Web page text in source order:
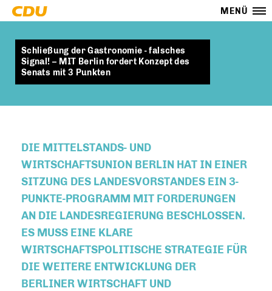
MENÜ
Schließung der Gastronomie - falsches
Signal! – MIT Berlin fordert Konzept des
Senats mit 3 Punkten
DIE MITTELSTANDS- UND
WIRTSCHAFTSUNION BERLIN HAT IN EINER
SITZUNG DES LANDESVORSTANDES EIN 3-
PUNKTE-PROGRAMM MIT FORDERUNGEN
AN DIE LANDESREGIERUNG BESCHLOSSEN.
ES MUSS EINE KLARE
WIRTSCHAFTSPOLITISCHE STRATEGIE FÜR
DIE WEITERE ENTWICKLUNG DER
BERLINER WIRTSCHAFT UND